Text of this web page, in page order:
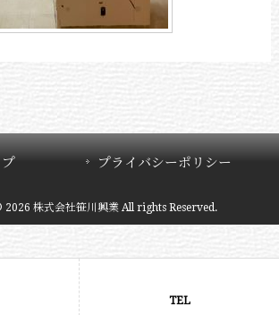
プライバシーポリシー
株式会社笹川興業 All rights Reserved.
TEL